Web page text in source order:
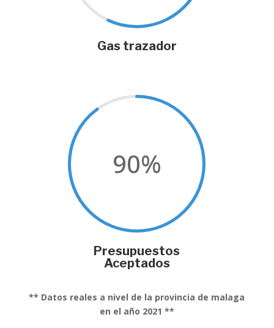
Gas trazador
90%
Presupuestos
Aceptados
** Datos reales a nivel de la provincia de malaga
en el año 2021 **